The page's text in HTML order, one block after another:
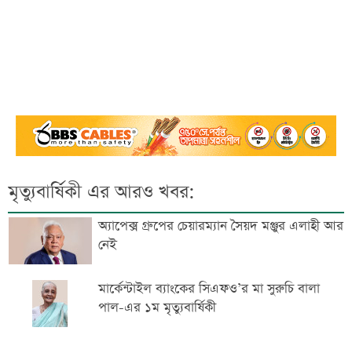
মৃত্যুবার্ষিকী এর আরও খবর:
অ্যাপেক্স গ্রুপের চেয়ারম্যান সৈয়দ মঞ্জুর এলাহী আর
নেই
মার্কেন্টাইল ব্যাংকের সিএফও’র মা সুরুচি বালা
পাল-এর ১ম মৃত্যুবার্ষিকী